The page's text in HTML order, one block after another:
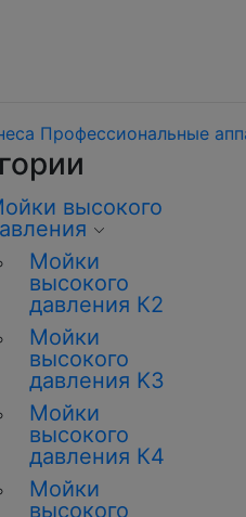
Профессиональные
высокого
Мойки
высокого
давления К2
Мойки
высокого
давления K3
Мойки
высокого
давления К4
Мойки
высокого